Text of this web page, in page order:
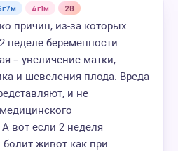
4г1м 28
причин, из-за которых
неделе беременности.
– увеличение матки,
и шевеления плода. Вреда
и не
вот если 2 неделя
живот как при